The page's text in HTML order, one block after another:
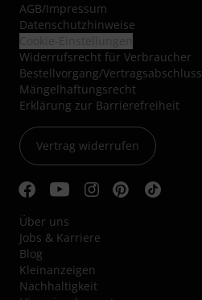
AGB/Impressum
Datenschutzhinweise
Widerrufsrecht für Verbraucher
Bestellvorgang/Vertragsabschluss
Mängelhaftungsrecht
Erklärung zur Barrierefreiheit
Vertrag widerrufen
Über uns
Jobs & Karriere
Blog
Kleinanzeigen
Nachhaltigkeit